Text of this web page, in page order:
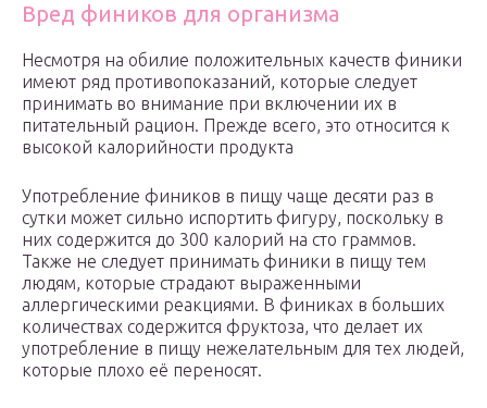
Вред фиников для организма
Несмотря на обилие положительных качеств финики
имеют ряд противопоказаний, которые следует
принимать во внимание при включении их в
питательный рацион. Прежде всего, это относится к
высокой калорийности продукта
Употребление фиников в пищу чаще десяти раз в
сутки может сильно испортить фигуру, поскольку в
них содержится до 300 калорий на сто граммов.
Также не следует принимать финики в пищу тем
людям, которые страдают выраженными
аллергическими реакциями. В финиках в больших
количествах содержится фруктоза, что делает их
употребление в пищу нежелательным для тех людей,
которые плохо её переносят.